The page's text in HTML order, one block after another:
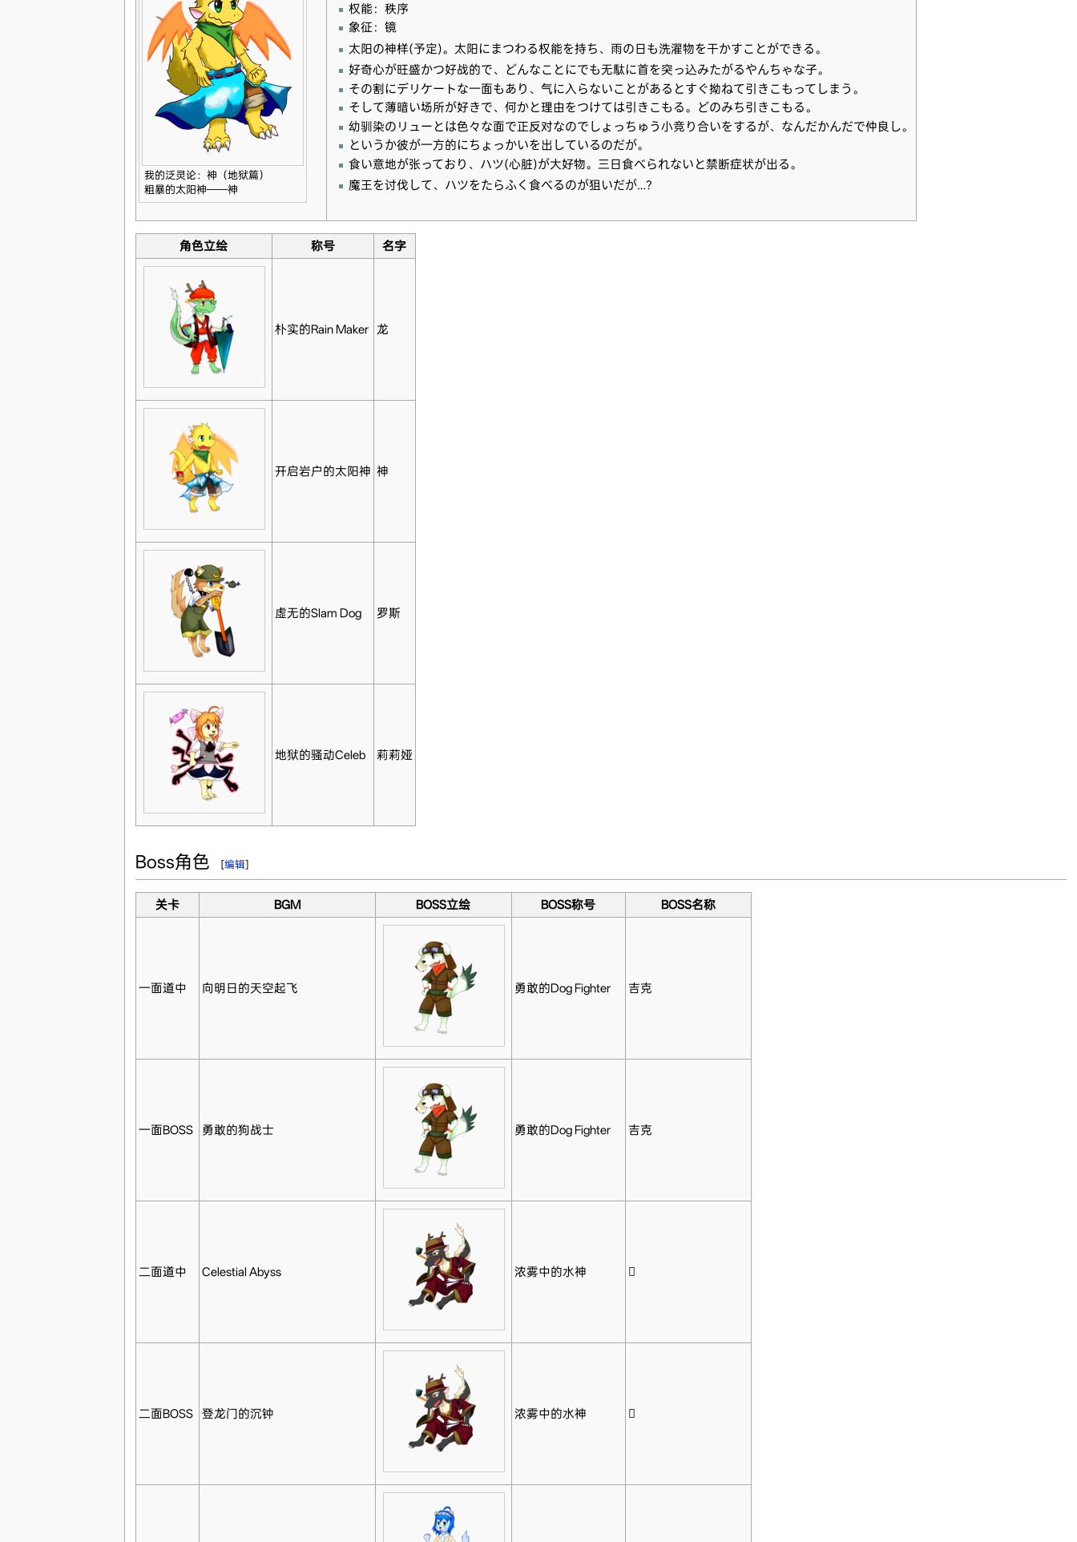
我的泛灵论：神（地狱篇）
粗暴的太阳神——神
权能：秩序
象征：镜
太阳の神样(予定)。太阳にまつわる权能を持ち、雨の日も洗濯物を干かすことができる。
好奇心が旺盛かつ好战的で、どんなことにでも无駄に首を突っ込みたがるやんちゃな子。
その割にデリケートな一面もあり、气に入らないことがあるとすぐ拗ねて引きこもってしまう。
そして薄暗い场所が好きで、何かと理由をつけては引きこもる。どのみち引きこもる。
幼驯染のリューとは色々な面で正反对なのでしょっちゅう小竞り合いをするが、なんだかんだで仲良し。
というか彼が一方的にちょっかいを出しているのだが。
食い意地が张っており、ハツ(心脏)が大好物。三日食べられないと禁断症状が出る。
魔王を讨伐して、ハツをたらふく食べるのが狙いだが…？
角色立绘 称号 名字
朴实的Rain Maker 龙
开启岩户的太阳神 神
虚无的Slam Dog 罗斯
地狱的骚动Celeb 莉莉娅
Boss角色 [编辑]
关卡 BGM BOSS立绘 BOSS称号 BOSS名称
一面道中 向明日的天空起飞 勇敢的Dog Fighter 吉克
一面BOSS 勇敢的狗战士 勇敢的Dog Fighter 吉克
二面道中 Celestial Abyss 浓雾中的水神 𪚥
二面BOSS 登龙门的沉钟 浓雾中的水神 𪚥